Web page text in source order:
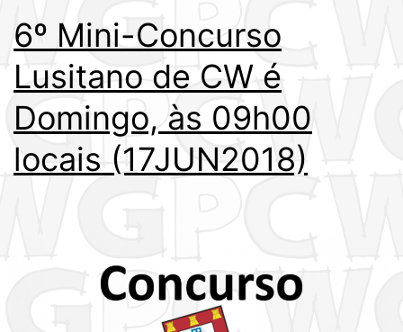
6º Mini-Concurso
Lusitano de CW é
Domingo, às 09h00
locais (17JUN2018)